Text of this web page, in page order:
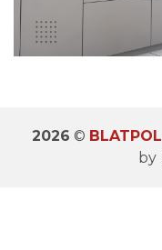
2026 © BLATPOL
by